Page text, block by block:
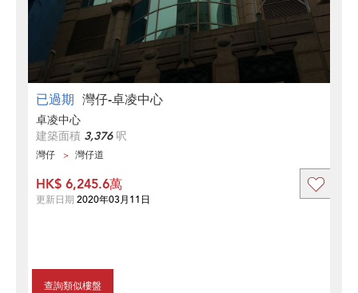
已過期 灣仔-卓凌中心
卓凌中心
建築面積 3,376呎
灣仔 灣仔道
查詢類似樓盤
HK$ 6,245.6萬
更新日期 2020年03月11日